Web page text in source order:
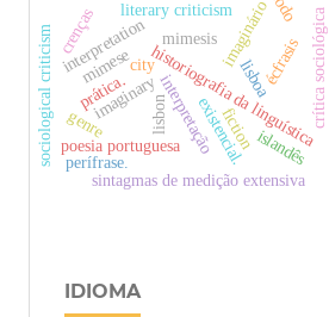
historiografia da linguística
interpretação
lisbon
city
imaginary
poesia portuguesa
lisboa
imaginário
interpretation mimesis
sociological criticism fiction
literary criticism
mimese écfrasis crítica sociológica
prática.
crenças
genre
perífrase.
sintagmas de medição extensiva
existencial.islandês
IDIOMA